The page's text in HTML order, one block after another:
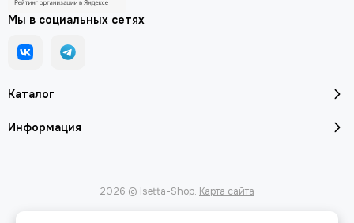
Каталог
Информация
Мы в социальных сетях
2026 © Isetta-Shop. Карта сайта